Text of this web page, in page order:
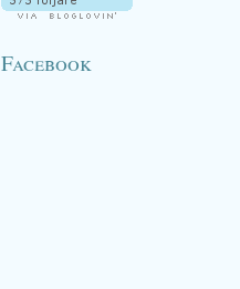
Facebook